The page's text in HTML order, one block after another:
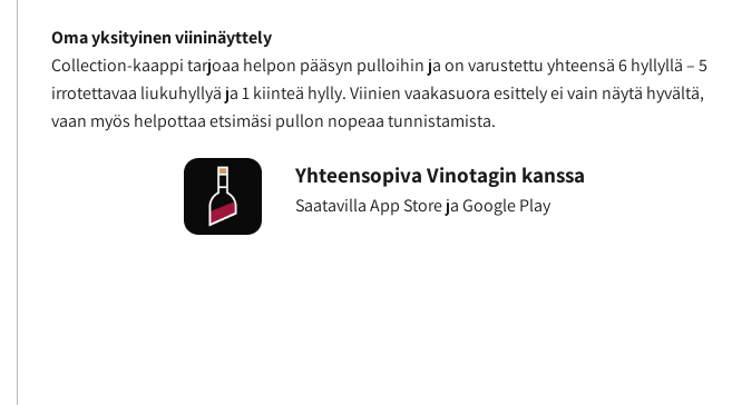
Oma yksityinen viininäyttely
Collection-kaappi tarjoaa helpon pääsyn pulloihin ja on varustettu yhteensä 6 hyllyllä – 5
irrotettavaa liukuhyllyä ja 1 kiinteä hylly. Viinien vaakasuora esittely ei vain näytä hyvältä,
vaan myös helpottaa etsimäsi pullon nopeaa tunnistamista.
Yhteensopiva Vinotagin kanssa
Saatavilla App Store ja Google Play